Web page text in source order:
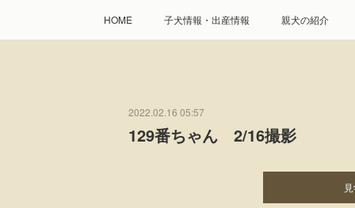
HOME 子犬情報・出産情報 親犬の紹介
2022.02.16 05:57
129番ちゃん 2/16撮影